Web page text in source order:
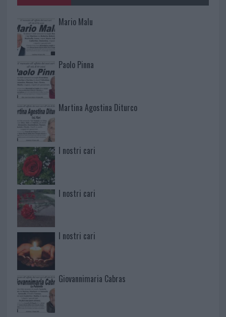
Mario Malu
Paolo Pinna
Martina Agostina Diturco
I nostri cari
I nostri cari
I nostri cari
Giovannimaria Cabras